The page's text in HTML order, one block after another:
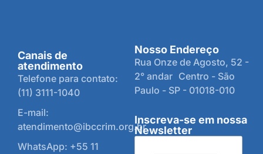
Canais de
atendimento
Telefone para contato:
(11) 3111-1040
E-mail:
atendimento@ibccrim.org.br
WhatsApp: +55 11
Nosso Endereço
Rua Onze de Agosto, 52 -
2° andar Centro - São
Paulo - SP - 01018-010
Inscreva-se em nossa
Newsletter